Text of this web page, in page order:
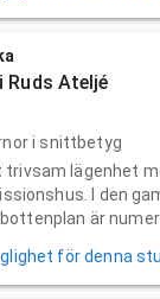
Ruds Ateljé
i snittbetyg
trivsam lägenhet
I den
är
för denna